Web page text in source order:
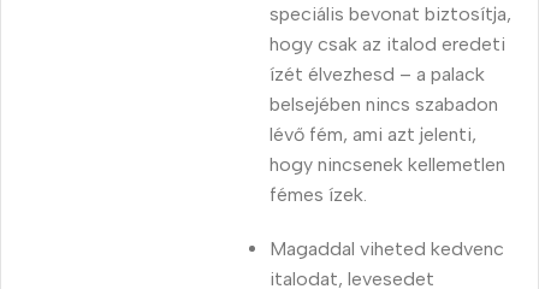
speciális bevonat biztosítja,
hogy csak az italod eredeti
ízét élvezhesd – a palack
belsejében nincs szabadon
lévő fém, ami azt jelenti,
hogy nincsenek kellemetlen
fémes ízek.
Magaddal viheted kedvenc
italodat, levesedet